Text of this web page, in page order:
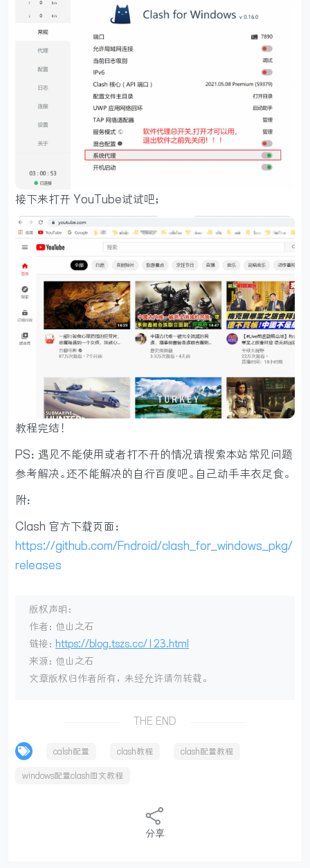
接下来打开 YouTube试试吧；
教程完结！
PS：遇见不能使用或者打不开的情况请搜索本站常见问题
参考解决。还不能解决的自行百度吧。自己动手丰衣足食。
附：
Clash 官方下载页面：
https://github.com/Fndroid/clash_for_windows_pkg/
releases
版权声明：
作者：他山之石
链接： https://blog.tszs.cc/123.html
来源：他山之石
文章版权归作者所有，未经允许请勿转载。
THE END
calsh配置 clash教程 clash配置教程
windows配置clash图文教程
分享